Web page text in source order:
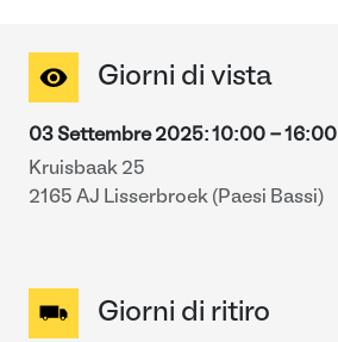
Giorni di vista
03 Settembre 2025: 10:00 - 16:00
Kruisbaak 25
2165 AJ Lisserbroek (Paesi Bassi)
Giorni di ritiro